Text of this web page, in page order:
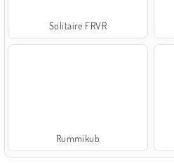
Solitaire FRVR
Rummikub